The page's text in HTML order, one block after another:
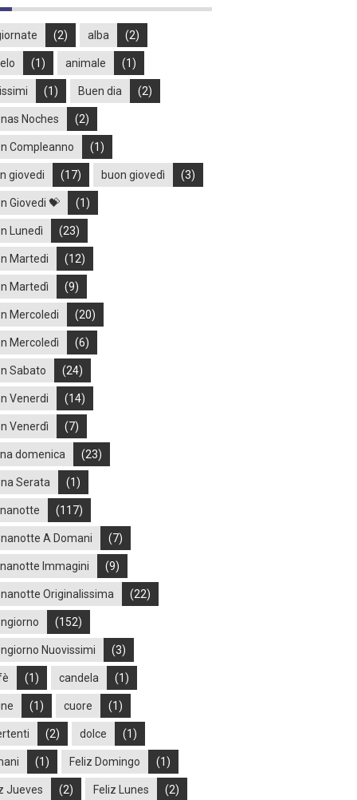
(2) alba (2)
(1) animale (1)
(1) Buen dia (2)
Noches (2)
Compleanno (1)
giovedi (17) buon giovedì (3)
Giovedi 💝 (1)
Lunedì (23)
Martedi (12)
Martedì (9)
Mercoledi (20)
Mercoledì (6)
Sabato (24)
Venerdi (14)
Venerdì (7)
domenica (23)
Serata (1)
(117)
A Domani (7)
Immagini (9)
Originalissima (22)
(152)
Nuovissimi (3)
(1) candela (1)
(1) cuore (1)
(2) dolce (1)
(1) Feliz Domingo (1)
Jueves (2) Feliz Lunes (2)